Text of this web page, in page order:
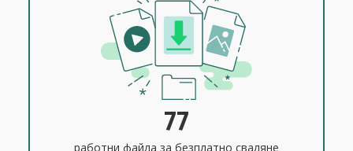
77
работни файла за безплатно сваляне